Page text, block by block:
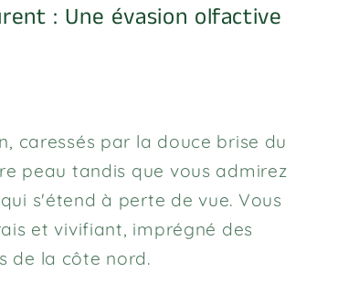
: Une évasion olfactive
caressés par la douce brise du
peau tandis que vous admirez
s'étend à perte de vue. Vous
et vivifiant, imprégné des
de la côte nord.